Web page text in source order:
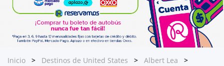
Inicio Destinos de United States
Albert Lea